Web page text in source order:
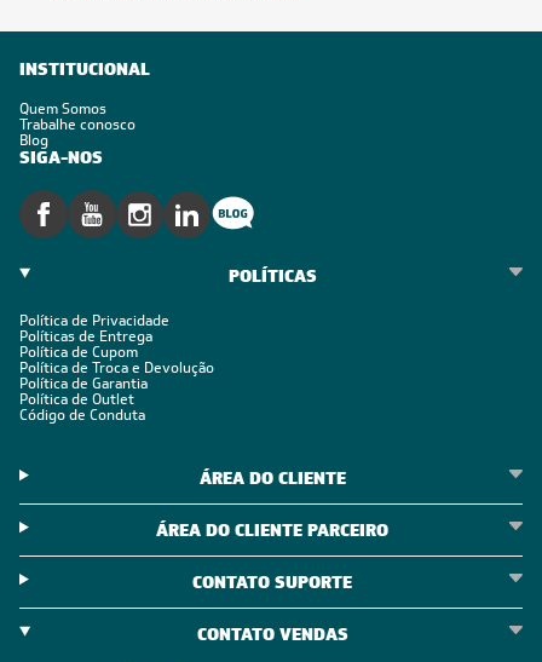
INSTITUCIONAL
Quem Somos
Trabalhe conosco
Blog
SIGA-NOS
POLÍTICAS
Política de Privacidade
Políticas de Entrega
Política de Cupom
Política de Troca e Devolução
Política de Garantia
Política de Outlet
Código de Conduta
ÁREA DO CLIENTE
ÁREA DO CLIENTE PARCEIRO
CONTATO SUPORTE
CONTATO VENDAS